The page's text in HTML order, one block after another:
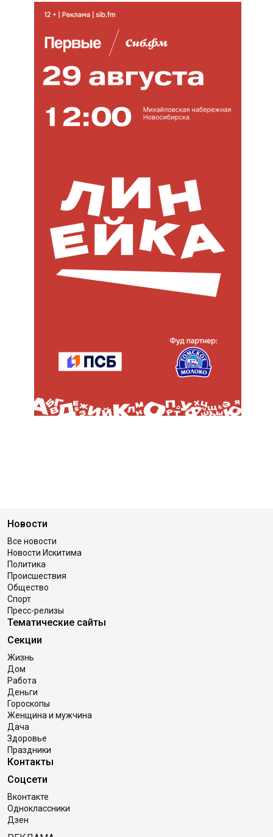
Новости
Все новости
Новости Искитима
Политика
Происшествия
Общество
Спорт
Пресс-релизы
Тематические сайты
Секции
Жизнь
Дом
Работа
Деньги
Гороскопы
Женщина и мужчина
Дача
Здоровье
Праздники
Контакты
Соцсети
Вконтакте
Одноклассники
Дзен